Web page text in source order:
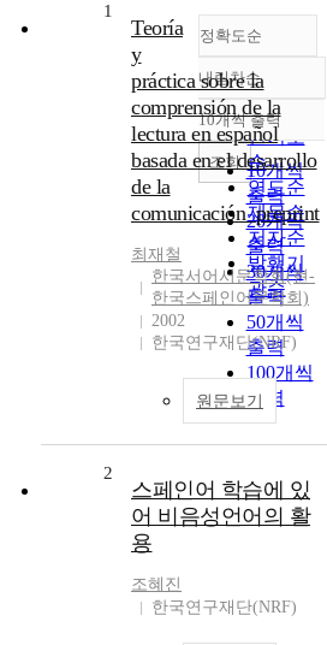
정확도순
정확도
순
인기도
순
연도순
제목순
저자순
발행기
관순
내림차순
내림차순
10개씩 출력
10개씩
출력
20개씩
출력
30개씩
출력
50개씩
출력
100개씩
출력
조회
1
Teoría
y
práctica sobre la
comprensión de la
lectura en español
basada en el desarrollo
de la
comunicación_preprint
최재철
한국서어서문학회(현-
한국스페인어문학회)
2002
한국연구재단(NRF)
원문보기
2
스페인어 학습에 있
어 비음성언어의 활
용
조혜진
한국연구재단(NRF)